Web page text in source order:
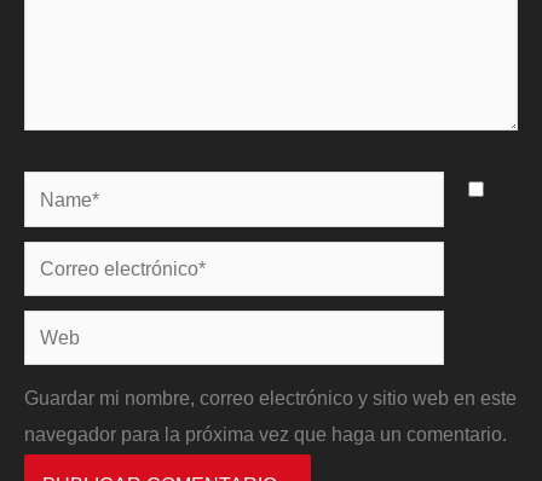
Name*
Correo
electrónico*
Web
Guardar mi nombre, correo electrónico y sitio web en este
navegador para la próxima vez que haga un comentario.